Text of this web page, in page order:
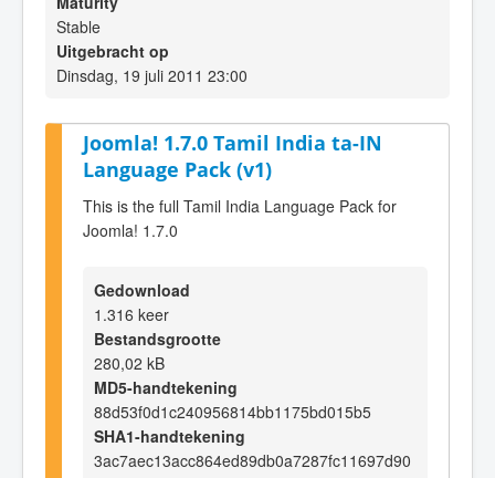
Stable
Uitgebracht op
Dinsdag, 19 juli 2011 23:00
Joomla! 1.7.0 Tamil India ta-IN
Language Pack (v1)
This is the full Tamil India Language Pack for
Joomla! 1.7.0
Gedownload
1.316 keer
Bestandsgrootte
280,02 kB
MD5-handtekening
88d53f0d1c240956814bb1175bd015b5
SHA1-handtekening
3ac7aec13acc864ed89db0a7287fc11697d90